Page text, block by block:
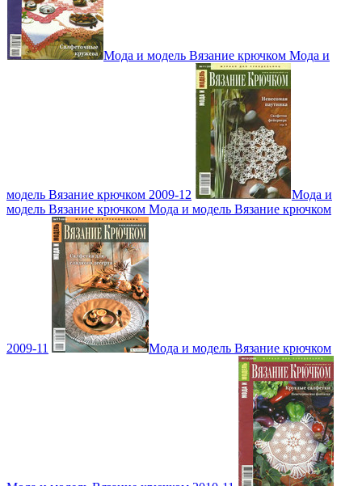
Мода и модель Вязание крючком Мода и
модель Вязание крючком 2009-12
Мода и
модель Вязание крючком Мода и модель Вязание крючком
2009-11 Мода и модель Вязание крючком